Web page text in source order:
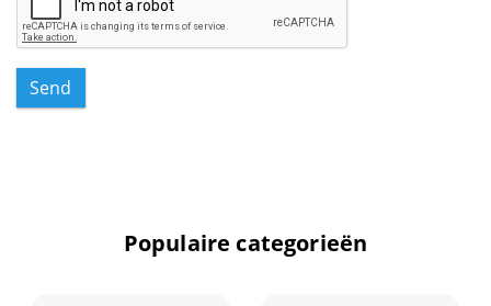
Entertainment
Erotiek
Send
Populaire categorieën